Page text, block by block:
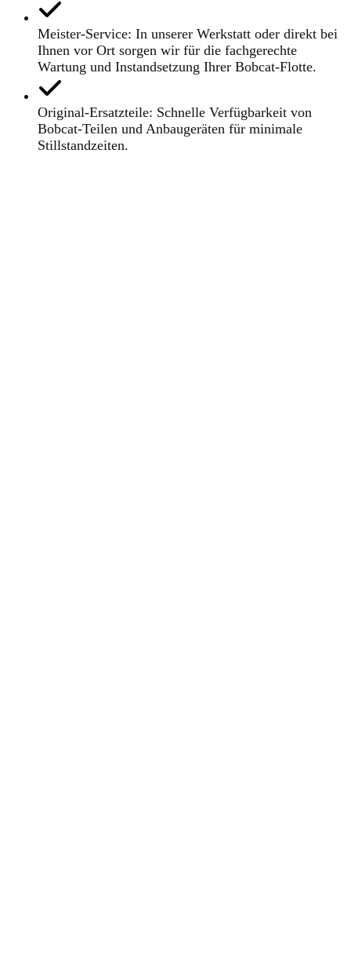
Meister-Service: In unserer Werkstatt oder direkt bei
Ihnen vor Ort sorgen wir für die fachgerechte
Wartung und Instandsetzung Ihrer Bobcat-Flotte.
Original-Ersatzteile: Schnelle Verfügbarkeit von
Bobcat-Teilen und Anbaugeräten für minimale
Stillstandzeiten.